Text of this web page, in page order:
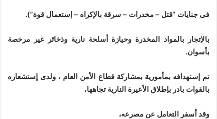
فى جنايات “قتل – مخدرات – سرقة بالإكراه – إستعمال قوة”).
بالإتجار بالمواد المخدرة وحيازة أسلحة نارية وذخائر غير مرخصة
بأسوان.
تم إستهدافه بمأمورية بمشاركة قطاع الأمن العام ، ولدى إستشعاره
بالقوات بادر بإطلاق الأعيرة النارية تجاهها،
وقد أسفر التعامل عن مصرعه،